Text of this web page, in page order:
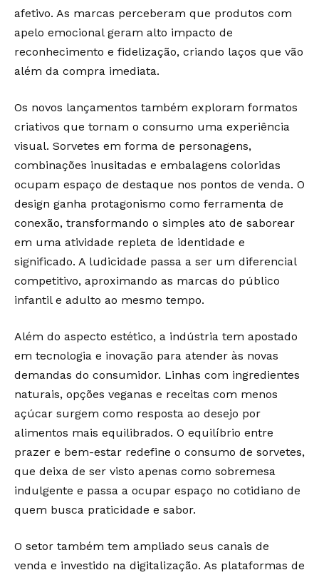
afetivo. As marcas perceberam que produtos com
apelo emocional geram alto impacto de
reconhecimento e fidelização, criando laços que vão
além da compra imediata.
Os novos lançamentos também exploram formatos
criativos que tornam o consumo uma experiência
visual. Sorvetes em forma de personagens,
combinações inusitadas e embalagens coloridas
ocupam espaço de destaque nos pontos de venda. O
design ganha protagonismo como ferramenta de
conexão, transformando o simples ato de saborear
em uma atividade repleta de identidade e
significado. A ludicidade passa a ser um diferencial
competitivo, aproximando as marcas do público
infantil e adulto ao mesmo tempo.
Além do aspecto estético, a indústria tem apostado
em tecnologia e inovação para atender às novas
demandas do consumidor. Linhas com ingredientes
naturais, opções veganas e receitas com menos
açúcar surgem como resposta ao desejo por
alimentos mais equilibrados. O equilíbrio entre
prazer e bem-estar redefine o consumo de sorvetes,
que deixa de ser visto apenas como sobremesa
indulgente e passa a ocupar espaço no cotidiano de
quem busca praticidade e sabor.
O setor também tem ampliado seus canais de
venda e investido na digitalização. As plataformas de